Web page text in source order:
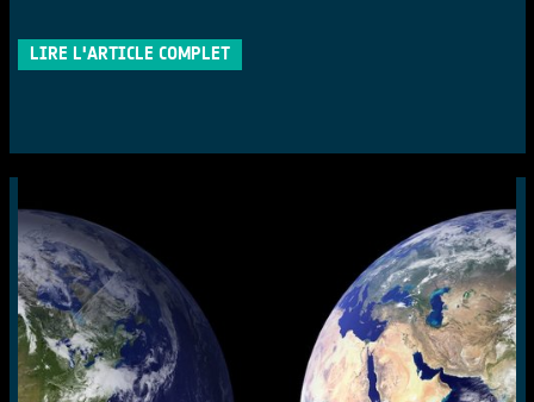
LIRE L'ARTICLE COMPLET